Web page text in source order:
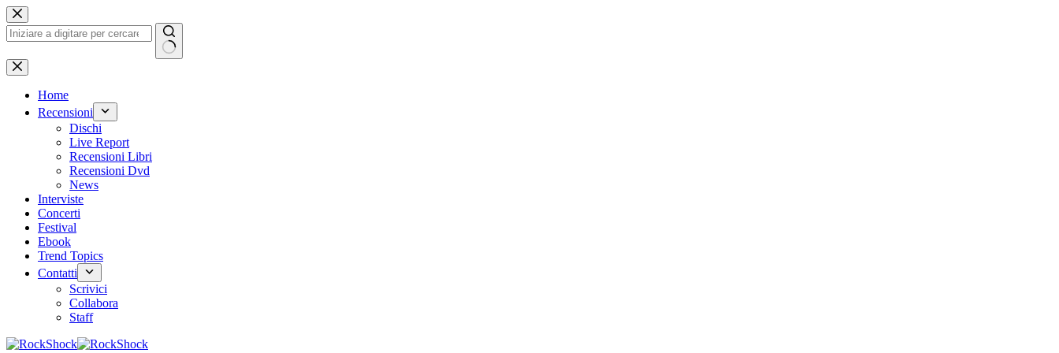
Salta
al
contenuto
Nessun
risultato
Home
Recensioni
Dischi
Live Report
Recensioni Libri
Recensioni Dvd
News
Interviste
Concerti
Festival
Ebook
Trend Topics
Contatti
Scrivici
Collabora
Staff